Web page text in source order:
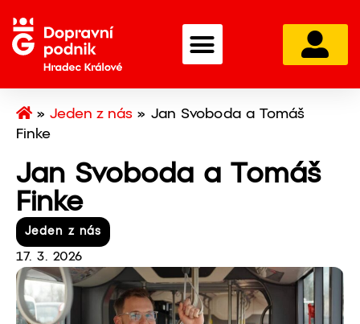
»Jeden z nás » Jan Svoboda a Tomáš
Finke
Jan Svoboda a Tomáš
Finke
Jeden z nás
17. 3. 2026